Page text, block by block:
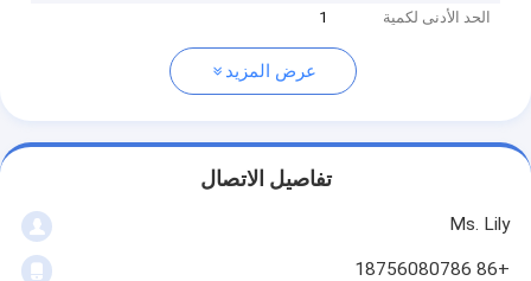
الحد الأدنى لكمية
1
عرض المزيد
تفاصيل الاتصال
Ms. Lily
+86 18756080786